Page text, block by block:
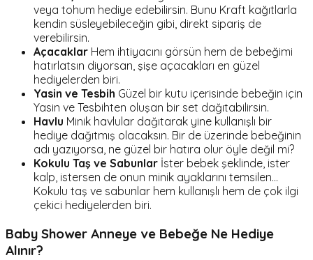
veya tohum hediye edebilirsin. Bunu Kraft kağıtlarla
kendin süsleyebileceğin gibi, direkt sipariş de
verebilirsin.
Açacaklar Hem ihtiyacını görsün hem de bebeğimi
hatırlatsın diyorsan, şişe açacakları en güzel
hediyelerden biri.
Yasin ve Tesbih Güzel bir kutu içerisinde bebeğin için
Yasin ve Tesbihten oluşan bir set dağıtabilirsin.
Havlu Minik havlular dağıtarak yine kullanışlı bir
hediye dağıtmış olacaksın. Bir de üzerinde bebeğinin
adı yazıyorsa, ne güzel bir hatıra olur öyle değil mi?
Kokulu Taş ve Sabunlar İster bebek şeklinde, ister
kalp, istersen de onun minik ayaklarını temsilen…
Kokulu taş ve sabunlar hem kullanışlı hem de çok ilgi
çekici hediyelerden biri.
Baby Shower Anneye ve Bebeğe Ne Hediye
Alınır?